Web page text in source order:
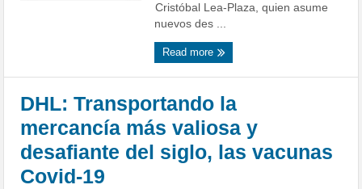
Cristóbal Lea-Plaza, quien asume
nuevos des ...
Read more
DHL: Transportando la
mercancía más valiosa y
desafiante del siglo, las vacunas
Covid-19